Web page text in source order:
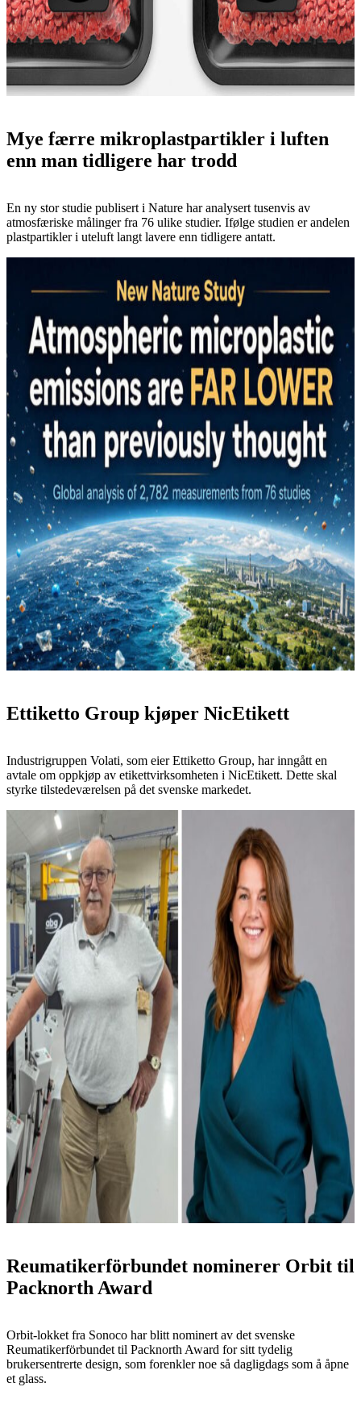
Mye færre mikroplastpartikler i luften
enn man tidligere har trodd
En ny stor studie publisert i Nature har analysert tusenvis av
atmosfæriske målinger fra 76 ulike studier. Ifølge studien er andelen
plastpartikler i uteluft langt lavere enn tidligere antatt.
Ettiketto Group kjøper NicEtikett
Industrigruppen Volati, som eier Ettiketto Group, har inngått en
avtale om oppkjøp av etikettvirksomheten i NicEtikett. Dette skal
styrke tilstedeværelsen på det svenske markedet.
Reumatikerförbundet nominerer Orbit til
Packnorth Award
Orbit-lokket fra Sonoco har blitt nominert av det svenske
Reumatikerförbundet til Packnorth Award for sitt tydelig
brukersentrerte design, som forenkler noe så dagligdags som å åpne
et glass.